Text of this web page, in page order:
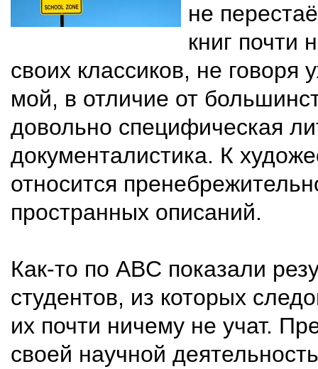
не
книг почти
своих классиков, не говоря
мой, в отличие от
довольно специфическая
документалистика. К
относится
пространных описаний.
Как-то по ABC показали
студентов, из которых
их почти ничему не учат.
своей научной